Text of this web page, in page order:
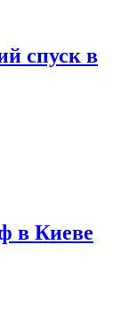
спуск в
в Киеве